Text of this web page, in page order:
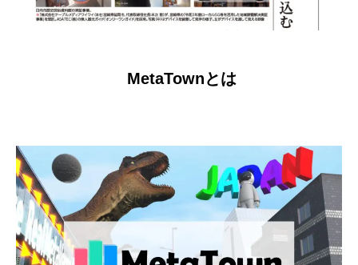
MetaTownとは